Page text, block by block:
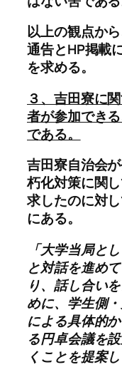
以上の観点か
通告とHP掲載
を求める。
３、吉田寮に
者が参加でき
である。
吉田寮自治会
朽化対策に関
求したのに対
にある。
「大学当局と
と対話を進め
り、話し合い
めに、学生側
による具体的
る円卓会議を
くことを提案